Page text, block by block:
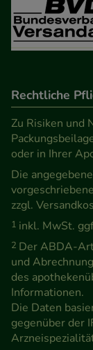
unserer
unsere
den Inhalt
teilweise an
Medien
Rechtliche
Zu Risiken und
oder in Ihrer
Die
zzgl.
1 inkl. MwSt.
2 Der ABDA-
und
des
Informationen.
Die Daten
gegenüber der